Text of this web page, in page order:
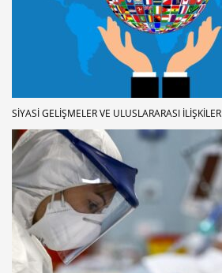
SIYASI GELIŞMELER VE ULUSLARARASI İLIŞKILER